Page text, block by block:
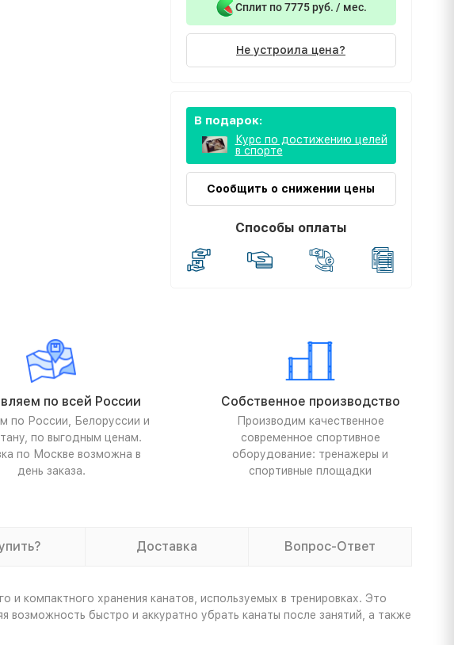
Сплит по 7775 руб. / мес.
Не устроила цена?
В подарок:
Курс по достижению целей
в спорте
Сообщить о снижении цены
Способы оплаты
по всей России
по России, Белоруссии и
по выгодным ценам.
по Москве возможна в
день заказа.
Собственное производство
Производим качественное
современное спортивное
оборудование: тренажеры и
спортивные площадки
Доставка Вопрос-Ответ
компактного хранения канатов, используемых в тренировках. Это
возможность быстро и аккуратно убрать канаты после занятий, а также